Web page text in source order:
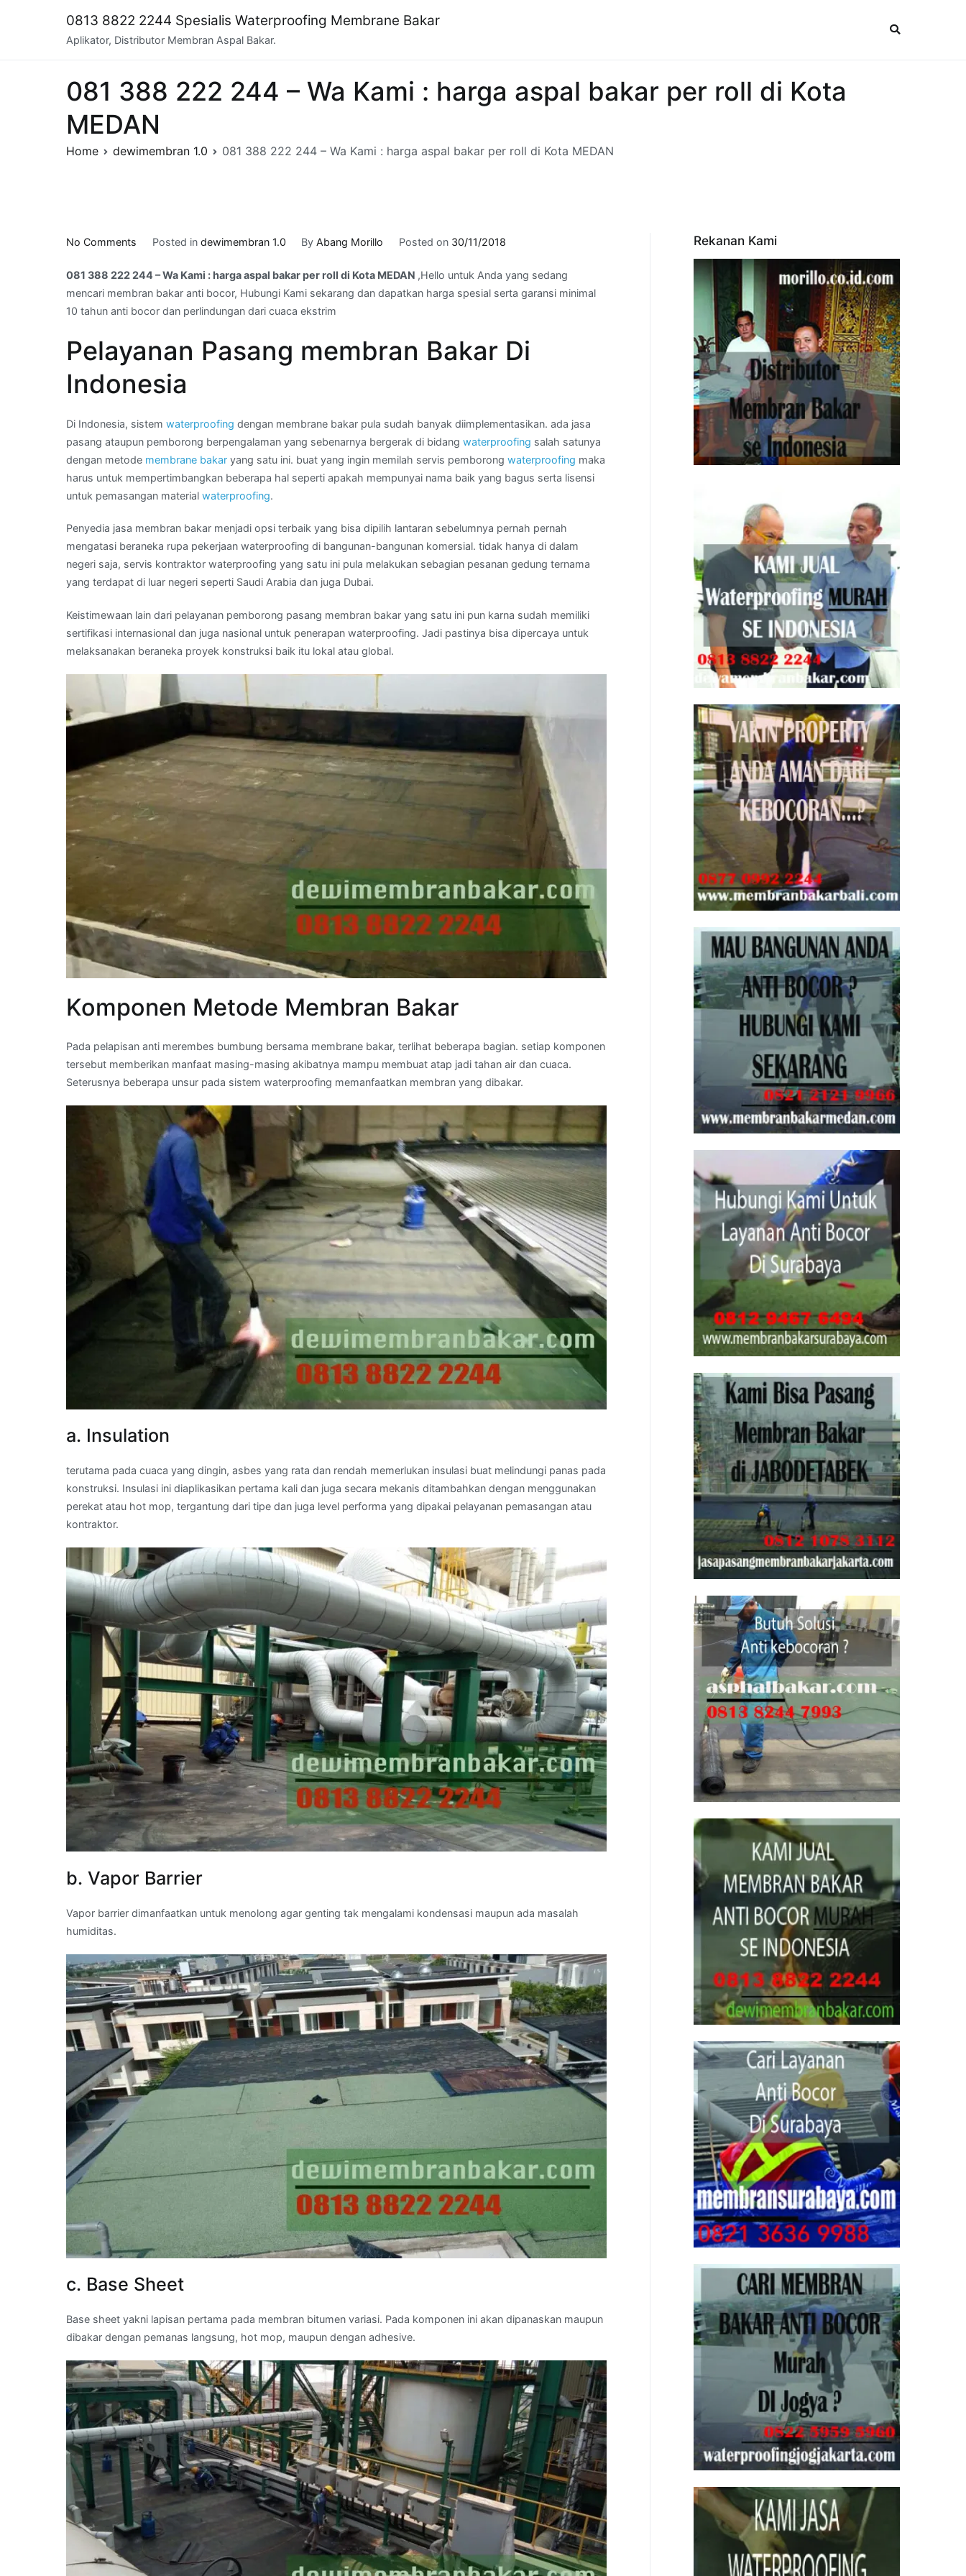
0813 8822 2244 Spesialis Waterproofing Membrane Bakar
Aplikator, Distributor Membran Aspal Bakar.
081 388 222 244 – Wa Kami : harga aspal bakar per roll di Kota
MEDAN
Home dewimembran 1.0 081 388 222 244 – Wa Kami : harga aspal bakar per roll di Kota MEDAN
No Comments
388
222
244
Wa
:
aspal
bakar
per
roll
di
MEDAN
Posted in dewimembran 1.0 ByAbang Morillo Posted on 30/11/2018
081 388 222 244 – Wa Kami : harga aspal bakar per roll di Kota MEDAN ,Hello untuk Anda yang sedang
mencari membran bakar anti bocor, Hubungi Kami sekarang dan dapatkan harga spesial serta garansi minimal
10 tahun anti bocor dan perlindungan dari cuaca ekstrim
Pelayanan Pasang membran Bakar Di
Indonesia
Di Indonesia, sistem waterproofing dengan membrane bakar pula sudah banyak diimplementasikan. ada jasa
pasang ataupun pemborong berpengalaman yang sebenarnya bergerak di bidang waterproofing salah satunya
dengan metode membrane bakar yang satu ini. buat yang ingin memilah servis pemborong waterproofing maka
harus untuk mempertimbangkan beberapa hal seperti apakah mempunyai nama baik yang bagus serta lisensi
untuk pemasangan material waterproofing.
Penyedia jasa membran bakar menjadi opsi terbaik yang bisa dipilih lantaran sebelumnya pernah pernah
mengatasi beraneka rupa pekerjaan waterproofing di bangunan-bangunan komersial. tidak hanya di dalam
negeri saja, servis kontraktor waterproofing yang satu ini pula melakukan sebagian pesanan gedung ternama
yang terdapat di luar negeri seperti Saudi Arabia dan juga Dubai.
Keistimewaan lain dari pelayanan pemborong pasang membran bakar yang satu ini pun karna sudah memiliki
sertifikasi internasional dan juga nasional untuk penerapan waterproofing. Jadi pastinya bisa dipercaya untuk
melaksanakan beraneka proyek konstruksi baik itu lokal atau global.
Komponen Metode Membran Bakar
Pada pelapisan anti merembes bumbung bersama membrane bakar, terlihat beberapa bagian. setiap komponen
tersebut memberikan manfaat masing-masing akibatnya mampu membuat atap jadi tahan air dan cuaca.
Seterusnya beberapa unsur pada sistem waterproofing memanfaatkan membran yang dibakar.
a. Insulation
terutama pada cuaca yang dingin, asbes yang rata dan rendah memerlukan insulasi buat melindungi panas pada
konstruksi. Insulasi ini diaplikasikan pertama kali dan juga secara mekanis ditambahkan dengan menggunakan
perekat atau hot mop, tergantung dari tipe dan juga level performa yang dipakai pelayanan pemasangan atau
kontraktor.
b. Vapor Barrier
Vapor barrier dimanfaatkan untuk menolong agar genting tak mengalami kondensasi maupun ada masalah
humiditas.
c. Base Sheet
Base sheet yakni lapisan pertama pada membran bitumen variasi. Pada komponen ini akan dipanaskan maupun
dibakar dengan pemanas langsung, hot mop, maupun dengan adhesive.
Rekanan Kami